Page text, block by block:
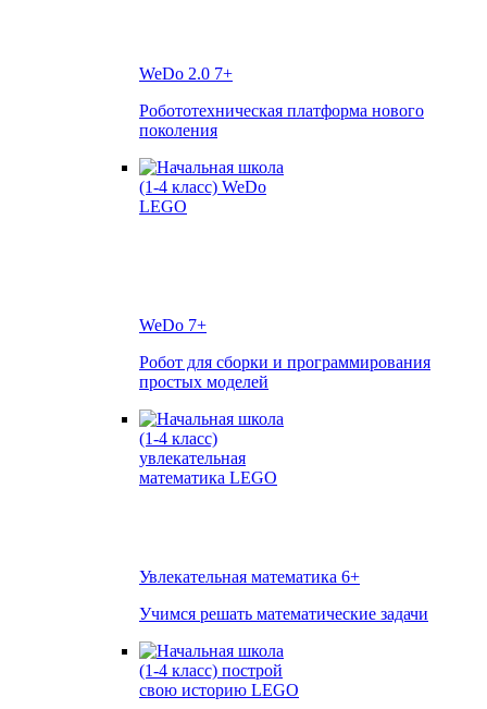
WeDo 2.0 7+
Робототехническая платформа нового
поколения
WeDo 7+
Робот для сборки и программирования
простых моделей
Увлекательная математика 6+
Учимся решать математические задачи